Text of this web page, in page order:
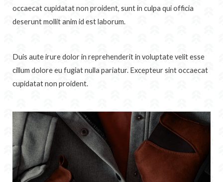
occaecat cupidatat non proident, sunt in culpa qui officia
deserunt mollit anim id est laborum.
Duis aute irure dolor in reprehenderit in voluptate velit esse
cillum dolore eu fugiat nulla pariatur. Excepteur sint occaecat
cupidatat non proident.